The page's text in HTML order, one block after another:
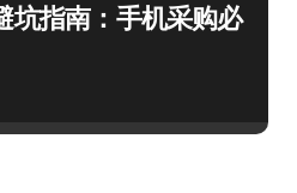
坑指南：手机采购必